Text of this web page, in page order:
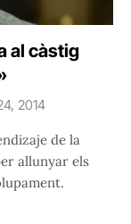
al càstig
2014
de la
allunyar els